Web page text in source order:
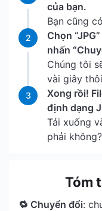
của bạn.
Bạn cũng
2
Chọn
nhấn
Chúng tôi
vài giây
3
Xong rồi!
định dạng
Tải xuống
phải không?
Tóm
🔁 Chuyển đổi: